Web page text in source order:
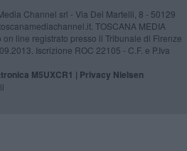
Channel srl - Via Dei Martelli, 8 - 50129
TOSCANA MEDIA
on line registrato presso il Tribunale di Firenze
Iscrizione ROC 22105 - C.F. e P.Iva
M5UXCR1 | Privacy Nielsen